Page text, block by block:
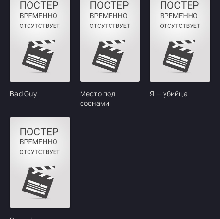
Bad Guy
Место под
соснами
Я — убийца